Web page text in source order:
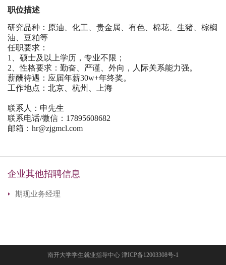
职位描述
研究品种：原油、化工、贵金属、有色、棉花、生猪、棕榈
油、豆粕等
任职要求：
1、硕士及以上学历，专业不限；
2、性格要求：勤奋、严谨、外向，人际关系能力强。
薪酬待遇：应届年薪30w+年终奖。
工作地点：北京、杭州、上海
联系人：申先生
联系电话/微信：17895608682
邮箱：hr@zjgmcl.com
企业其他招聘信息
期现业务经理
南开大学学生就业指导中心 津ICP备12003308号-1